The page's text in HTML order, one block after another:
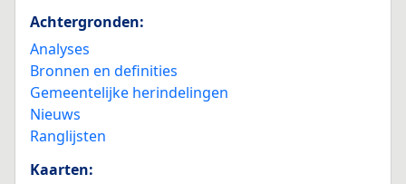
Achtergronden:
Analyses
Bronnen en definities
Gemeentelijke herindelingen
Nieuws
Ranglijsten
Kaarten: